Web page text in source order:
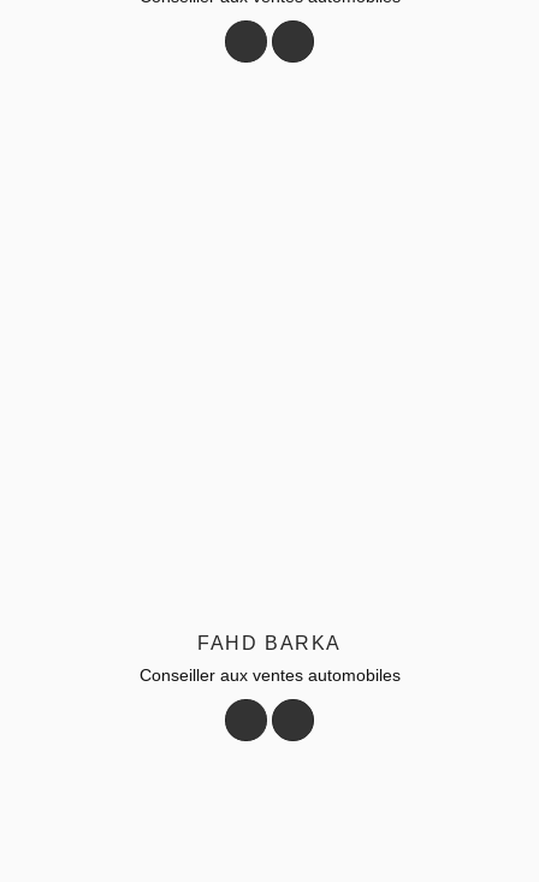
FAHD BARKA
Conseiller aux ventes automobiles